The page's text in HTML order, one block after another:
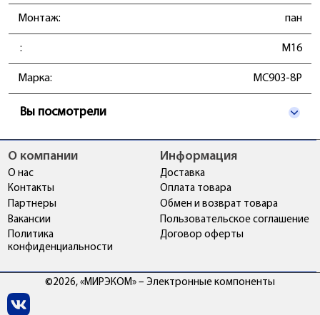
Монтаж: пан
: М16
Марка: MC903-8P
Вы посмотрели
О компании
О нас
Контакты
Партнеры
Вакансии
Политика
конфиденциальности
Информация
Доставка
Оплата товара
Обмен и возврат товара
Пользовательское соглашение
Договор оферты
©2026, «МИРЭКОМ» – Электронные компоненты